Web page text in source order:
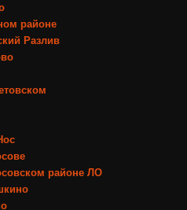
районе
Разлив
районе ЛО